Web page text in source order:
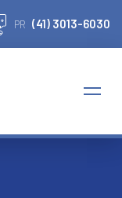
PR (41) 3013-6030